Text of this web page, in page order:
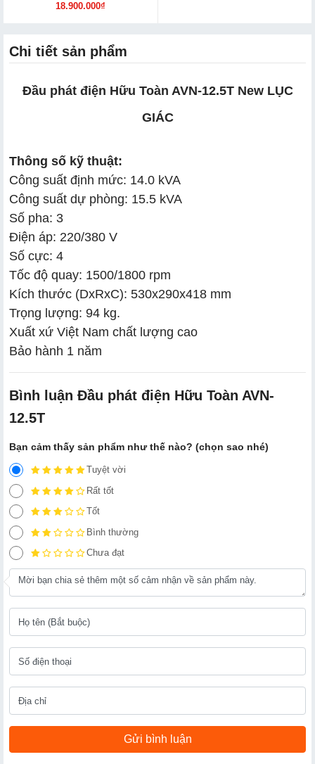
18.900.000₫
Chi tiết sản phẩm
Đầu phát điện Hữu Toàn AVN-12.5T New LỤC
GIÁC
Thông số kỹ thuật:
Công suất định mức: 14.0 kVA
Công suất dự phòng: 15.5 kVA
Số pha: 3
Điện áp: 220/380 V
Số cực: 4
Tốc độ quay: 1500/1800 rpm
Kích thước (DxRxC): 530x290x418 mm
Trọng lượng: 94 kg.
Xuất xứ Việt Nam chất lượng cao
Bảo hành 1 năm
Bình luận Đầu phát điện Hữu Toàn AVN-
12.5T
Bạn cảm thấy sản phẩm như thế nào? (chọn sao nhé)
Tuyệt vời
Rất tốt
Tốt
Bình thường
Chưa đạt